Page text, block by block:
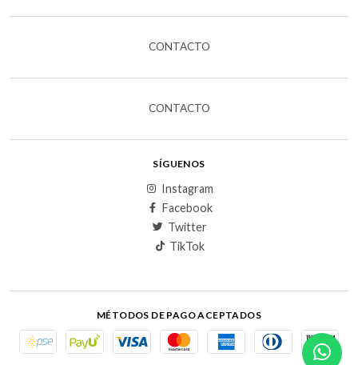
CONTACTO
CONTACTO
SÍGUENOS
Instagram
Facebook
Twitter
TikTok
MÉTODOS DE PAGO ACEPTADOS